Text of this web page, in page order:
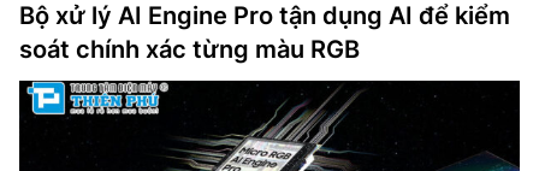
Bộ xử lý AI Engine Pro tận dụng AI để kiểm
soát chính xác từng màu RGB